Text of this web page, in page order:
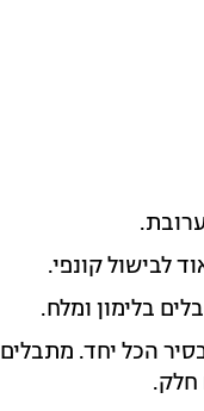
לבישול קונפי.
בלימון ומלח.
הכל יחד. מתבלים
חלק.